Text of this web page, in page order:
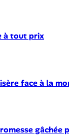
à tout prix
face à la
gâchée